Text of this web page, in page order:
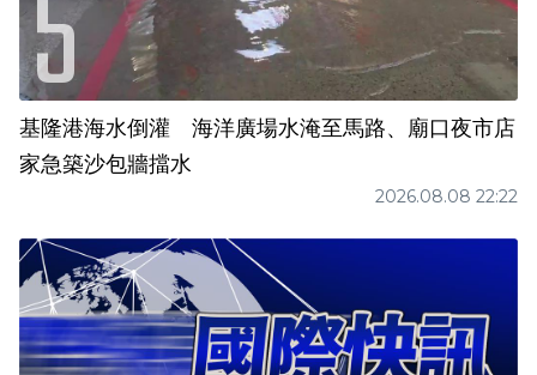
基隆港海水倒灌 海洋廣場水淹至馬路、廟口夜市店
家急築沙包牆擋水
2026.08.08 22:22